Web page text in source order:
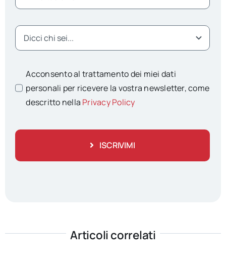
Acconsento al trattamento dei miei dati
personali per ricevere la vostra newsletter, come
descritto nella Privacy Policy
ISCRIVIMI
Articoli correlati